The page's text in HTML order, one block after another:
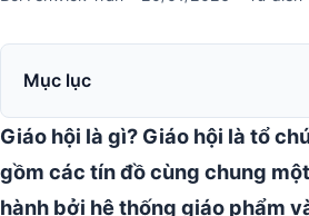
Mục lục
Giáo hội là gì? Giáo hội là tổ
gồm các tín đồ cùng chung
hành bởi hệ thống giáo phẩm